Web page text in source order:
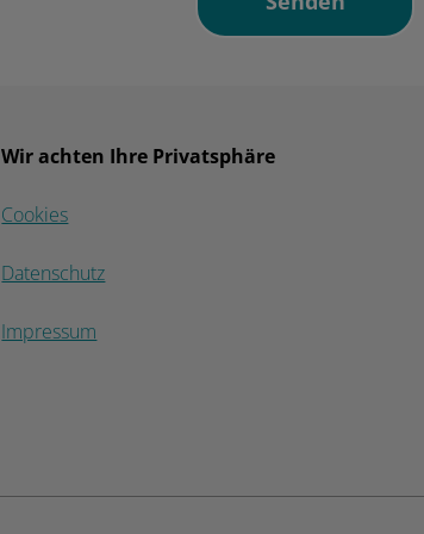
Wir achten Ihre Privatsphäre
Cookies
Datenschutz
Impressum